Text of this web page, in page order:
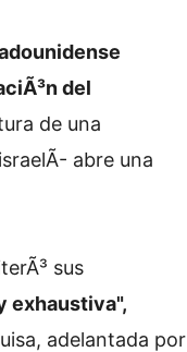
del
de una
abre una
sus
exhaustiva",
adelantada por